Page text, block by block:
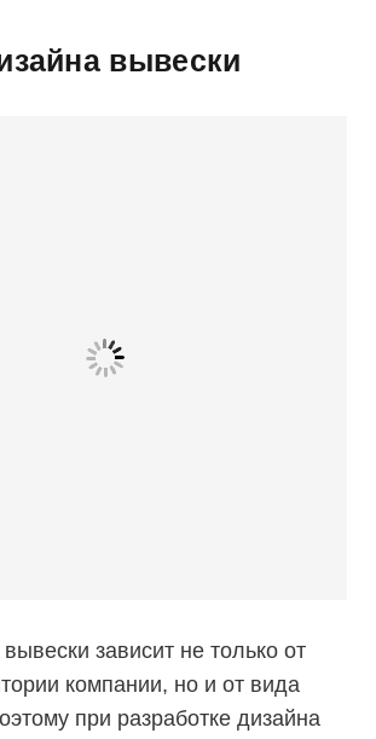
вывески
зависит не только от
компании, но и от вида
при разработке дизайна